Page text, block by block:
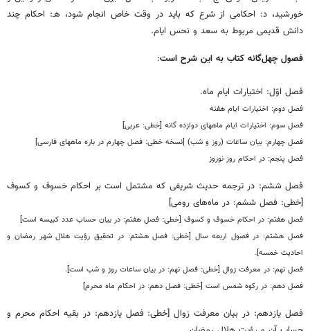
خورشید، د: احکامی از شرع که باید در وقت خاص انجام شود، هـ: احکام چند
دانش قدیمی مربوط به سعد و نحس ایام.
فصول چهل‌گانه کتاب به این شرح است:
فصل اوّل: اختیارات ایام ماه.
فصل دوم: اختیارات ایام هفته
فصل سوم: اختیارات ایام ماههای دوازده گانه [خطی: عربی]
فصل چهارم: بیان ساعات (روز و شب) [نسخه خطی: فصل چهارم در باره ماههای فارسی]
فصل پنجم: در احکام روز نوروز
فصل ششم: در ترجمه حدیث شریفی که مشتمل است بر احکام خسوف و کسوف
[خطی: فصل ششم: در ماه‌های رومی]
فصل هفتم: در احکام خسوف و کسوف [خطی: فصل هفتم: در بیان حساب عدد کبیسه است]
فصل هشتم: در فصول اربعه سال [خطی: فصل هشتم: در تحقیق رؤیت هلال شهر رمضان و
احادیث خمسه].
فصل نهم: در معرفت زوال [خطی: فصل نهم: در بیان ساعات روز و شب است].
فصل دهم: در رکوه شمس است [خطی: فصل دهم: در احکام ماه محرم]
فصل یازدهم: در بیان معرفت زوال [خطی: فصل یازدهم: در بقیه احکام محرم و